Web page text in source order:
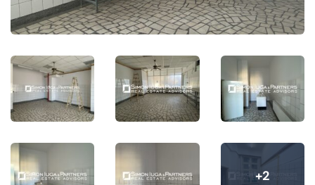
+2